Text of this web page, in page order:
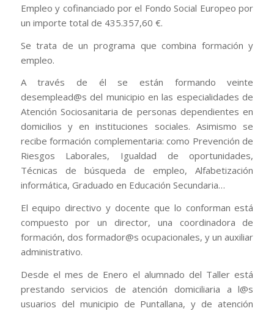
Empleo y cofinanciado por el Fondo Social Europeo por
un importe total de 435.357,60 €.
Se trata de un programa que combina formación y
empleo.
A través de él se están formando veinte
desemplead@s del municipio en las especialidades de
Atención Sociosanitaria de personas dependientes en
domicilios y en instituciones sociales. Asimismo se
recibe formación complementaria: como Prevención de
Riesgos Laborales, Igualdad de oportunidades,
Técnicas de búsqueda de empleo, Alfabetización
informática, Graduado en Educación Secundaria…
El equipo directivo y docente que lo conforman está
compuesto por un director, una coordinadora de
formación, dos formador@s ocupacionales, y un auxiliar
administrativo.
Desde el mes de Enero el alumnado del Taller está
prestando servicios de atención domiciliaria a l@s
usuarios del municipio de Puntallana, y de atención